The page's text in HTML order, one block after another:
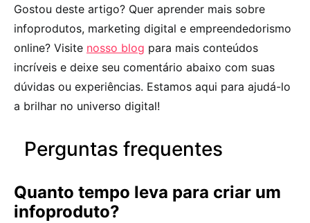
Gostou deste artigo? Quer aprender mais sobre
infoprodutos, marketing digital e empreendedorismo
online? Visite nosso blog para mais conteúdos
incríveis e deixe seu comentário abaixo com suas
dúvidas ou experiências. Estamos aqui para ajudá-lo
a brilhar no universo digital!
Perguntas frequentes
Quanto tempo leva para criar um
infoproduto?